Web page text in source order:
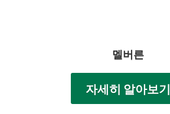
멜버른
자세히 알아보기